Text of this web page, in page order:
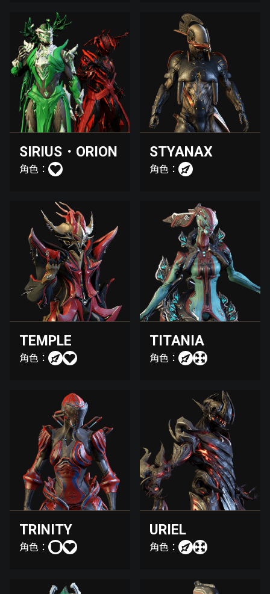
SIRIUS・ORION
角色：
STYANAX
角色：
TEMPLE
角色：
TITANIA
角色：
TRINITY
角色：
URIEL
角色：